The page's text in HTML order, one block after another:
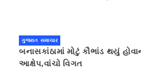
ગુજરાત સમાચાર
બનાસકાંઠામાં મોટું કૌભાંડ થયું
આક્ષેપ,વાંચો વિગત